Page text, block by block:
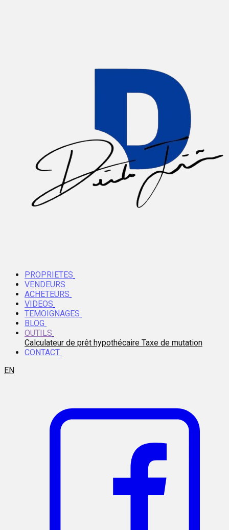
PROPRIETES
VENDEURS
ACHETEURS
VIDEOS
TEMOIGNAGES
BLOG
OUTILS
Calculateur de prêt hypothécaire Taxe de mutation
CONTACT
EN